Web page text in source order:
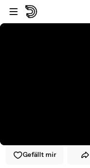
Zum Player springen
Zum Hauptinhalt springen
Gefällt mir